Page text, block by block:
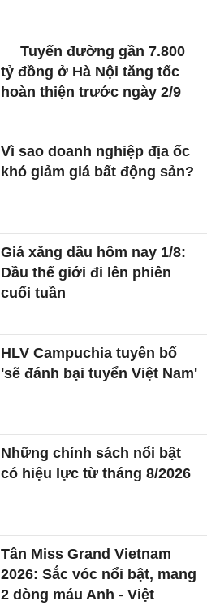
Tuyến đường gần 7.800
tỷ đồng ở Hà Nội tăng tốc
hoàn thiện trước ngày 2/9
Vì sao doanh nghiệp địa ốc
khó giảm giá bất động sản?
Giá xăng dầu hôm nay 1/8:
Dầu thế giới đi lên phiên
cuối tuần
HLV Campuchia tuyên bố
'sẽ đánh bại tuyển Việt Nam'
Những chính sách nổi bật
có hiệu lực từ tháng 8/2026
Tân Miss Grand Vietnam
2026: Sắc vóc nổi bật, mang
2 dòng máu Anh - Việt